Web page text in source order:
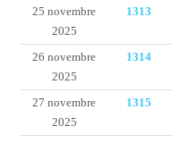
25 novembre
2025
1313
26 novembre
2025
1314
27 novembre
2025
1315